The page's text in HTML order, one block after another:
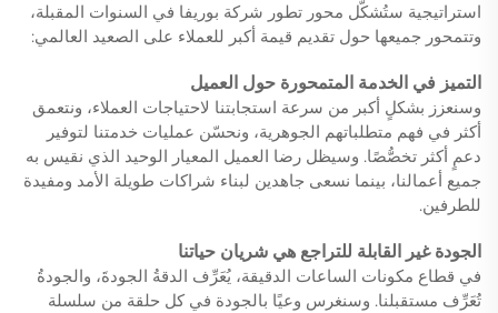
استراتيجية ستُشكّل محور تطور شركة بوريفا في السنوات المقبلة،
وتتمحور جميعها حول تقديم قيمة أكبر للعملاء على الصعيد العالمي:
التميز في الخدمة المتمحورة حول العميل
وسنعزز بشكلٍ أكبر من سرعة استجابتنا لاحتياجات العملاء، ونتعمق
أكثر في فهم متطلباتهم الجوهرية، ونحسّن عمليات خدمتنا لتوفير
دعمٍ أكثر تخصُّصًا. وسيظل رضا العميل المعيار الوحيد الذي نقيس به
جميع أعمالنا، بينما نسعى جاهدين لبناء شراكات طويلة الأمد ومفيدة
للطرفين.
الجودة غير القابلة للتراجع هي شريان حياتنا
في قطاع مكونات الساعات الدقيقة، يُعَرِّف الدقةُ الجودةَ، والجودةُ
تُعَرِّف مستقبلنا. وسنغرس وعيًا بالجودة في كل حلقة من سلسلة